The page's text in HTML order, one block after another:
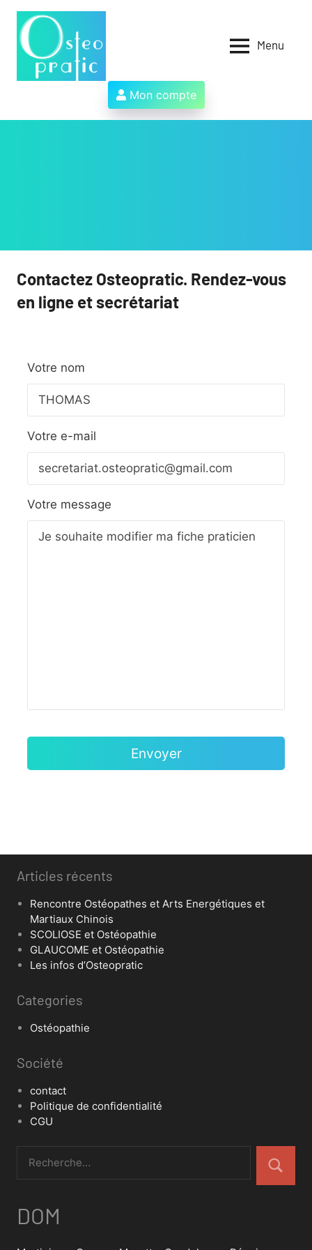
Aller
contenu
des
ostéopathes
et
Menu
Mon compte
Contactez Osteopratic. Rendez-vous
en ligne et secrétariat
Votre nom
Votre e-mail
Votre message
Articles récents
Rencontre Ostéopathes et Arts Energétiques et
Martiaux Chinois
SCOLIOSE et Ostéopathie
GLAUCOME et Ostéopathie
Les infos d’Osteopratic
Categories
Ostéopathie
Société
contact
Politique de confidentialité
CGU
DOM